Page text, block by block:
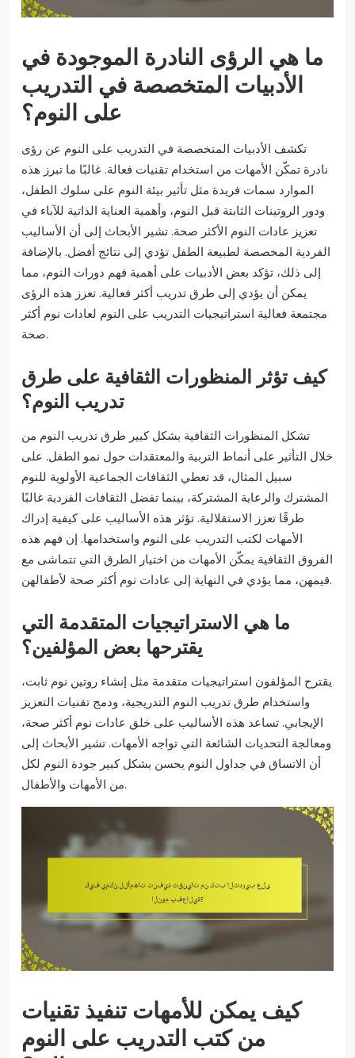
ما هي الرؤى النادرة الموجودة في
الأدبيات المتخصصة في التدريب
على النوم؟
تكشف الأدبيات المتخصصة في التدريب على النوم عن رؤى
نادرة تمكّن الأمهات من استخدام تقنيات فعالة. غالبًا ما تبرز هذه
الموارد سمات فريدة مثل تأثير بيئة النوم على سلوك الطفل،
ودور الروتينات الثابتة قبل النوم، وأهمية العناية الذاتية للآباء في
تعزيز عادات النوم الأكثر صحة. تشير الأبحاث إلى أن الأساليب
الفردية المخصصة لطبيعة الطفل تؤدي إلى نتائج أفضل. بالإضافة
إلى ذلك، تؤكد بعض الأدبيات على أهمية فهم دورات النوم، مما
يمكن أن يؤدي إلى طرق تدريب أكثر فعالية. تعزز هذه الرؤى
مجتمعة فعالية استراتيجيات التدريب على النوم لعادات نوم أكثر
صحة.
كيف تؤثر المنظورات الثقافية على طرق
تدريب النوم؟
تشكل المنظورات الثقافية بشكل كبير طرق تدريب النوم من
خلال التأثير على أنماط التربية والمعتقدات حول نمو الطفل. على
سبيل المثال، قد تعطي الثقافات الجماعية الأولوية للنوم
المشترك والرعاية المشتركة، بينما تفضل الثقافات الفردية غالبًا
طرقًا تعزز الاستقلالية. تؤثر هذه الأساليب على كيفية إدراك
الأمهات لكتب التدريب على النوم واستخدامها. إن فهم هذه
الفروق الثقافية يمكّن الأمهات من اختيار الطرق التي تتماشى مع
قيمهن، مما يؤدي في النهاية إلى عادات نوم أكثر صحة لأطفالهن.
ما هي الاستراتيجيات المتقدمة التي
يقترحها بعض المؤلفين؟
يقترح المؤلفون استراتيجيات متقدمة مثل إنشاء روتين نوم ثابت،
واستخدام طرق تدريب النوم التدريجية، ودمج تقنيات التعزيز
الإيجابي. تساعد هذه الأساليب على خلق عادات نوم أكثر صحة،
ومعالجة التحديات الشائعة التي تواجه الأمهات. تشير الأبحاث إلى
أن الاتساق في جداول النوم يحسن بشكل كبير جودة النوم لكل
من الأمهات والأطفال.
كيف يمكن للأمهات تنفيذ تقنيات
من كتب التدريب على النوم